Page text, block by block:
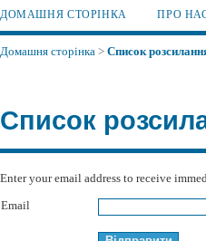
ДОМАШНЯ СТОРІНКА ПРО
Домашня сторінка > Список
Список
Enter your email address to receive
Email